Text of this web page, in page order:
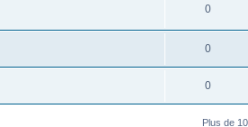
0
0
0
Plus de